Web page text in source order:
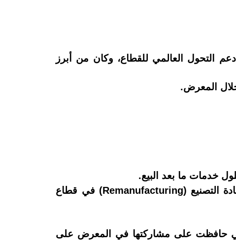
دورًا مهمًا في دعم التحول العالمي للقطاع، وكان من أبرز
خدمات ما بعد البيع.
كما شهد المعرض لأول مرة مشاركة APRA Europe، التي سلطت الضوء على مفهوم إعادة التصنيع (Remanufacturing) في قطاع
حافظت على مشاركتها في المعرض على